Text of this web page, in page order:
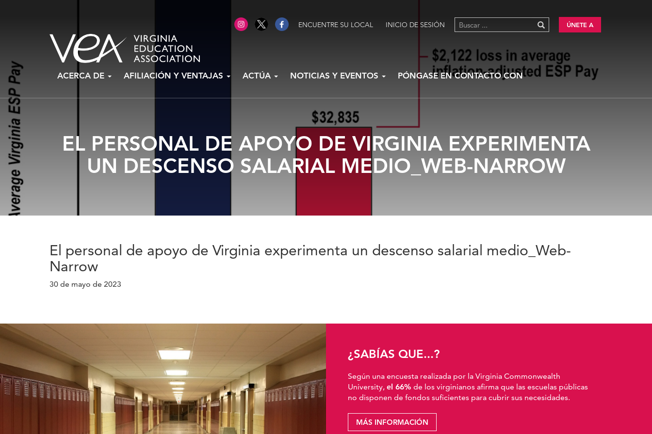
ENCUENTRE SU LOCAL INICIO DE SESIÓN ÚNETE A
ACERCA DE AFILIACIÓN Y VENTAJAS ACTÚA NOTICIAS Y EVENTOS PÓNGASE EN CONTACTO CON
EL PERSONAL DE APOYO DE VIRGINIA EXPERIMENTA
UN DESCENSO SALARIAL MEDIO_WEB-NARROW
El personal de apoyo de Virginia experimenta un descenso salarial medio_Web-
Narrow
30 de mayo de 2023
¿SABÍAS QUE...?
Según una encuesta realizada por la Virginia Commonwealth
University, el 66% de los virginianos afirma que las escuelas públicas
no disponen de fondos suficientes para cubrir sus necesidades.
MÁS INFORMACIÓN